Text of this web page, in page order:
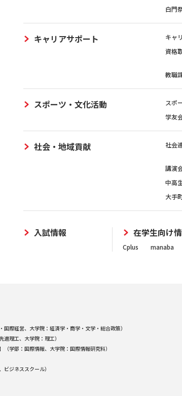
白門
キャリアサポート キャ
資格
教職
スポーツ・文化活動 スポ
学友
社会・地域貢献 社会
講演
中高
大手
入試情報 在学生向け
Cplus manaba
際経営、大学院：経済学・商学・文学・総合政策）
理工、大学院：理工）
学部：国際情報、大学院：国際情報研究科）
ジネススクール）